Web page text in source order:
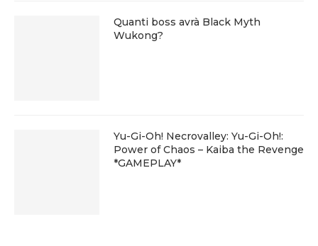
Quanti boss avrà Black Myth
Wukong?
Yu-Gi-Oh! Necrovalley: Yu-Gi-Oh!:
Power of Chaos – Kaiba the Revenge
*GAMEPLAY*